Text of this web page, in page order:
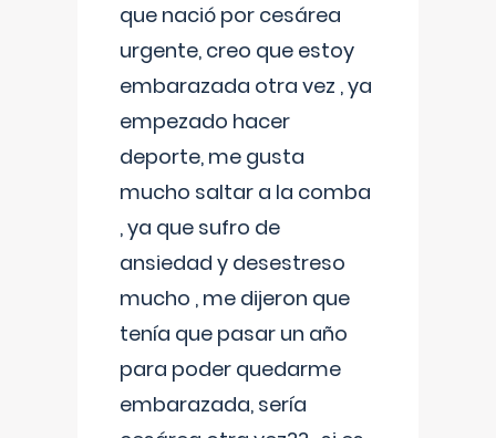
que nació por cesárea
urgente, creo que estoy
embarazada otra vez , ya
empezado hacer
deporte, me gusta
mucho saltar a la comba
, ya que sufro de
ansiedad y desestreso
mucho , me dijeron que
tenía que pasar un año
para poder quedarme
embarazada, sería